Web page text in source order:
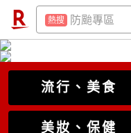
熱搜 電子閱讀器
熱搜 床架
熱搜 平板電腦
熱搜 微波爐
熱搜 床架
熱搜 吹風機
熱搜 抽7777點
流行、美食
美妝、保健